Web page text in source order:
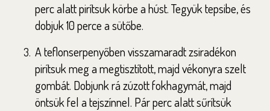
perc alatt pirítsuk körbe a húst. Tegyük tepsibe, és
dobjuk 10 perce a sütőbe.
A teflonserpenyőben visszamaradt zsiradékon
pirítsuk meg a megtisztított, majd vékonyra szelt
gombát. Dobjunk rá zúzott fokhagymát, majd
öntsük fel a tejszínnel. Pár perc alatt sűrítsük